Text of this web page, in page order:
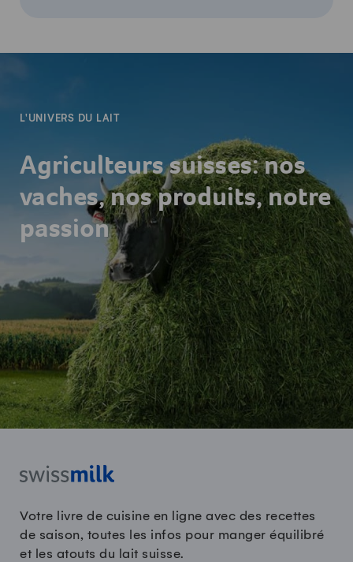
L'UNIVERS DU LAIT
Agriculteurs suisses: nos
vaches, nos produits, notre
passion
Votre livre de cuisine en ligne avec des recettes
de saison, toutes les infos pour manger équilibré
et les atouts du lait suisse.